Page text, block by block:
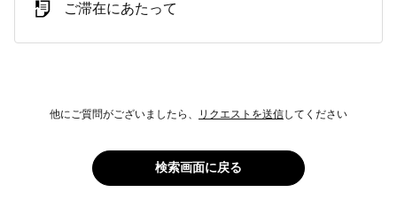
ご滞在にあたって
他にご質問がございましたら、 リクエストを送信してください
検索画面に戻る